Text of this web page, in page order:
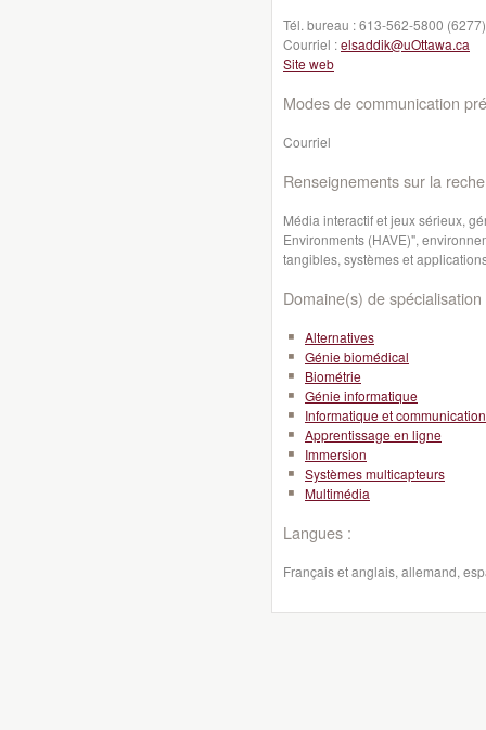
Tél. bureau :613-562-5800 (6277)
Courriel :elsaddik@uOttawa.ca
Site web
Modes de communication
Courriel
Renseignements sur la
Média interactif et jeux sérieux,
Environments (HAVE)",
tangibles, systèmes et
Domaine(s) de spécialisation
Alternatives
Génie biomédical
Biométrie
Génie informatique
Informatique et communication
Apprentissage en ligne
Immersion
Systèmes multicapteurs
Multimédia
Langues :
Français et anglais, allemand,